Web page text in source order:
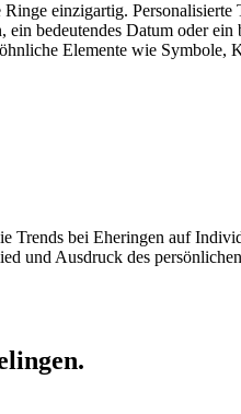
einzigartig.
bedeutendes Datum oder
Elemente wie Symbole,
Trends bei Eheringen auf
und Ausdruck des